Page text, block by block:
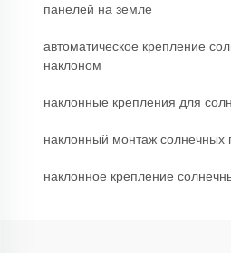
панелей на земле
автоматическое крепление
наклоном
наклонные крепления для
наклонный монтаж солнечных
наклонное крепление